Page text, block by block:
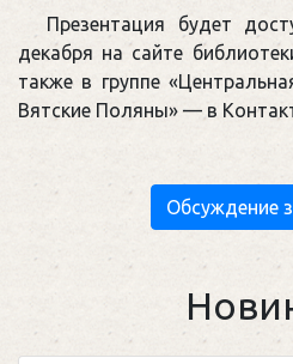
Презентация будет
декабря на сайте
также в группе
Вятские Поляны» — в
Обсуждение